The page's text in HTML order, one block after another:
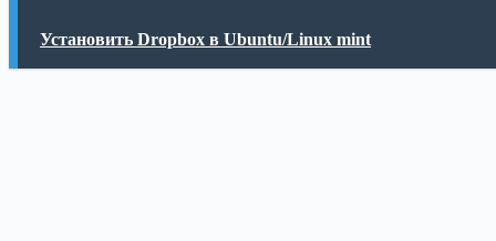
Установить Dropbox в Ubuntu/Linux mint